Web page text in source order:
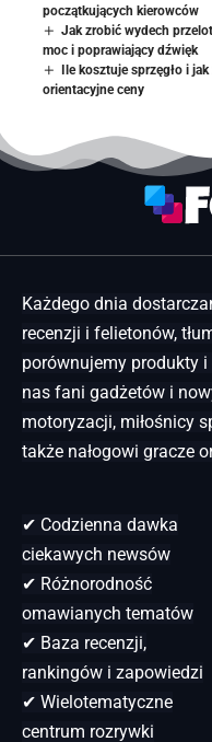
początkujących kierowców
Jak zrobić wydech
moc i poprawiający dźwięk
Ile kosztuje sprzęgło i
orientacyjne ceny
Każdego dnia
recenzji i felietonów,
porównujemy produkty
nas fani gadżetów i
motoryzacji, miłośnicy
także nałogowi gracze
✔ Codzienna dawka
ciekawych newsów
✔ Różnorodność
omawianych tematów
✔ Baza recenzji,
rankingów i zapowiedzi
✔ Wielotematyczne
centrum rozrywki